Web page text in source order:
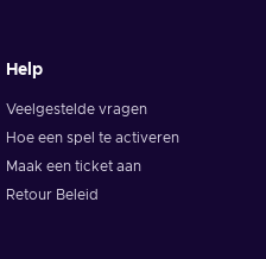
Help
Veelgestelde vragen
Hoe een spel te activeren
Maak een ticket aan
Retour Beleid